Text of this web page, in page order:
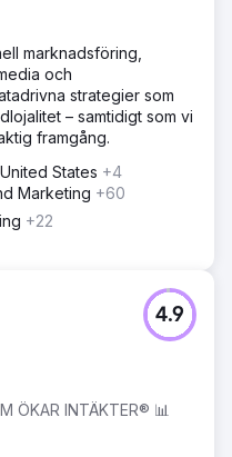
marknadsföring,
och
strategier som
– samtidigt som vi
framgång.
States +4
Marketing +60
+22
ÖKAR INTÄKTER® 📊
4.9